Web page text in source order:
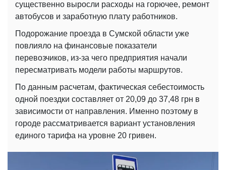
существенно выросли расходы на горючее, ремонт
автобусов и заработную плату работников.
Подорожание проезда в Сумской области уже
повлияло на финансовые показатели
перевозчиков, из-за чего предприятия начали
пересматривать модели работы маршрутов.
По данным расчетам, фактическая себестоимость
одной поездки составляет от 20,09 до 37,48 грн в
зависимости от направления. Именно поэтому в
городе рассматривается вариант установления
единого тарифа на уровне 20 гривен.